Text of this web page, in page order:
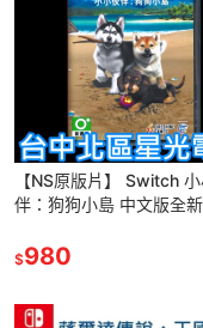
【NS原版片】 Switch
伴：狗狗小島 中文版全
$980